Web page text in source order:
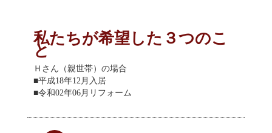
私たちが希望した３つのこ
と
Ｈさん（親世帯）の場合
■平成18年12月入居
■令和02年06月リフォーム